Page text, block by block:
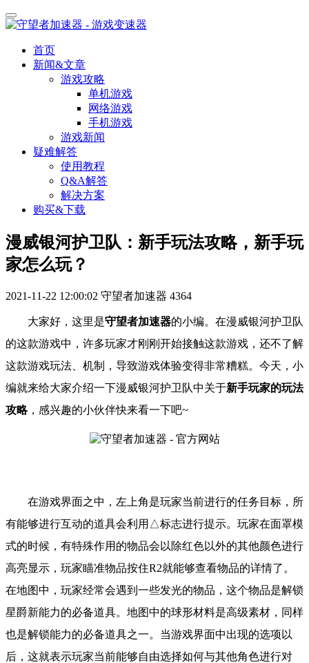
首页
新闻&文章
游戏攻略
单机游戏
网络游戏
手机游戏
游戏新闻
疑难解答
使用教程
Q&A解答
解决方案
购买&下载
漫威银河护卫队：新手玩法攻略，新手玩
家怎么玩？
2021-11-22 12:00:02 守望者加速器 4364
大家好，这里是守望者加速器的小编。 在漫威银河护卫队
的这款游戏中，许多玩家才刚刚开始接触这款游戏，还不了解
这款游戏玩法、机制，导致游戏体验变得非常糟糕。 今天，小
编就来给大家介绍一下漫威银河护卫队中关于新手玩家的玩法
攻略， 感兴趣的小伙伴快来看一下吧~
在游戏界面之中，左上角是玩家当前进行的任务目标，所
有能够进行互动的道具会利用△标志进行提示。玩家在面罩模
式的时候，有特殊作用的物品会以除红色以外的其他颜色进行
高亮显示，玩家瞄准物品按住R2就能够查看物品的详情了。
在地图中，玩家经常会遇到一些发光的物品，这个物品是解锁
星爵新能力的必备道具。 地图中的球形材料是高级素材，同样
也是解锁能力的必备道具之一。 当游戏界面中出现的选项以
后，这就表示玩家当前能够自由选择如何与其他角色进行对